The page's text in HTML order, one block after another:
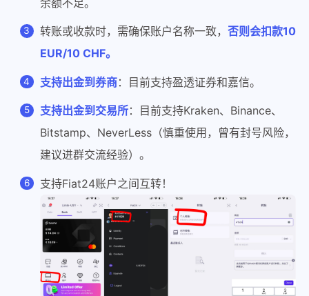
转账或收款时，需确保账户名称一致， 否则会扣款10
EUR/10 CHF。
支持出金到券商：目前支持盈透证券和嘉信。
支持出金到交易所：目前支持Kraken、Binance、
Bitstamp、NeverLess（慎重使用，曾有封号风险，
建议进群交流经验）。
支持Fiat24账户之间互转！